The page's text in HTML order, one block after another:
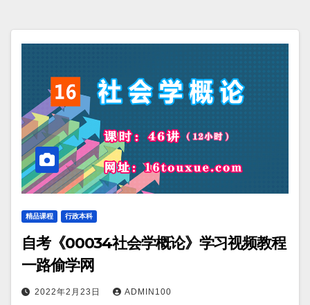
精品课程 行政本科
自考《00034社会学概论》学习视频教程
一路偷学网
2022年2月23日 ADMIN100